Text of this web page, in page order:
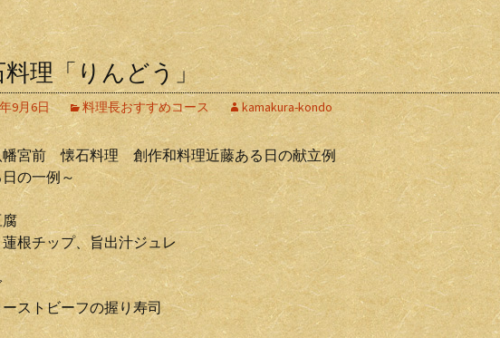
料理「りんどう」
9月6日 料理長おすすめコース kamakura-kondo
幡宮前 懐石料理 創作和料理近藤ある日の献立例
の一例～
根チップ、旨出汁ジュレ
ストビーフの握り寿司